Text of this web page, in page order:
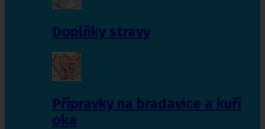
Doplňky stravy
Přípravky na bradavice a kuří
oka